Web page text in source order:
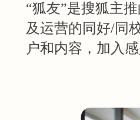
“狐友”是搜狐主
及运营的同好/同
户和内容，加入